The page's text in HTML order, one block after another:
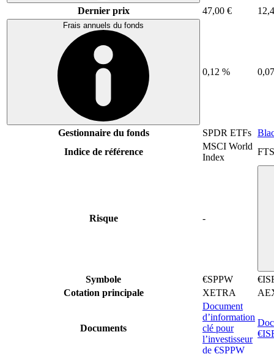
Dernier prix 47,00 €
Frais annuels du fonds
0,12 %
Gestionnaire du fonds SPDR ETFs
Indice de référence
MSCI World
Index
Risque -
Symbole €SPPW
Cotation principale
XETRA
Documents
Document
d’information
clé pour
l’investisseur
de €SPPW